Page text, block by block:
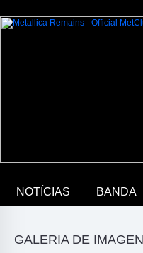
NOTÍCIAS BANDA
GALERIA DE